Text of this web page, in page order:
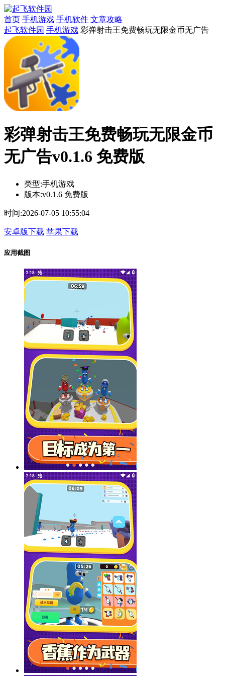
首页 手机游戏 手机软件 文章攻略
起飞软件园 手机游戏 彩弹射击王免费畅玩无限金币无广告
彩弹射击王免费畅玩无限金币
无广告v0.1.6 免费版
类型:手机游戏
版本:v0.1.6 免费版
时间:2026-07-05 10:55:04
安卓版下载 苹果下载
应用截图